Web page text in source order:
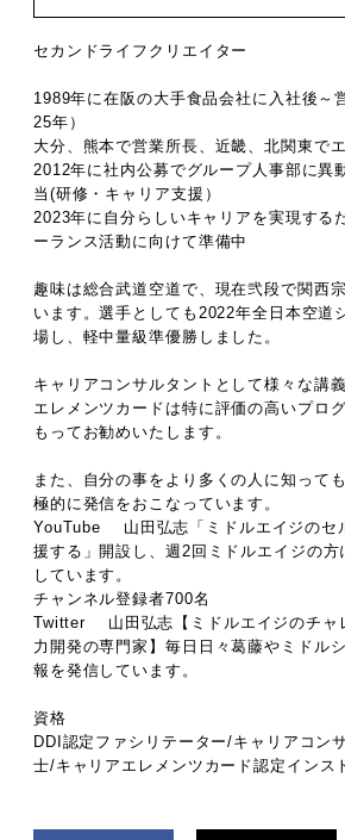
セカンドライフクリエイター
1989年に在阪の大手食品会社に入社後
25年）
大分、熊本で営業所長、近畿、北関東で
2012年に社内公募でグループ人事部に異
当(研修・キャリア支援）
2023年に自分らしいキャリアを実現する
ーランス活動に向けて準備中
趣味は総合武道空道で、現在弐段で関西
います。選手としても2022年全日本空道
場し、軽中量級準優勝しました。
キャリアコンサルタントとして様々な講
エレメンツカードは特に評価の高いプロ
もってお勧めいたします。
また、自分の事をより多くの人に知って
極的に発信をおこなっています。
YouTube 山田弘志「ミドルエイジのセ
援する」開設し、週2回ミドルエイジの方
しています。
チャンネル登録者700名
Twitter 山田弘志【ミドルエイジのチャ
力開発の専門家】毎日日々葛藤やミドル
報を発信しています。
資格
DDI認定ファシリテーター/キャリアコン
士/キャリアエレメンツカード認定インス